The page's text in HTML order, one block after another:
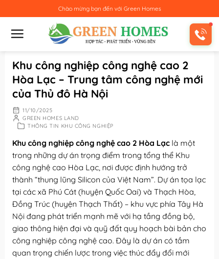
qua
Chào mừng bạn đến với Green Homes
Khu công nghiệp công nghệ cao 2
Hòa Lạc – Trung tâm công nghệ mới
của Thủ đô Hà Nội
11/10/2025
GREEN HOMES LAND
THÔNG TIN KHU CÔNG NGHIỆP
Khu công nghiệp công nghệ cao 2 Hòa Lạc là một
trong những dự án trọng điểm trong tổng thể Khu
công nghệ cao Hòa Lạc, nơi được định hướng trở
thành “thung lũng Silicon của Việt Nam”. Dự án tọa lạc
tại các xã Phú Cát (huyện Quốc Oai) và Thạch Hòa,
Đồng Trúc (huyện Thạch Thất) – khu vực phía Tây Hà
Nội đang phát triển mạnh mẽ với hạ tầng đồng bộ,
giao thông hiện đại và quỹ đất quy hoạch bài bản cho
công nghiệp công nghệ cao. Đây là dự án có tầm
quan trọng chiến lược trong việc thúc đẩy đổi mới